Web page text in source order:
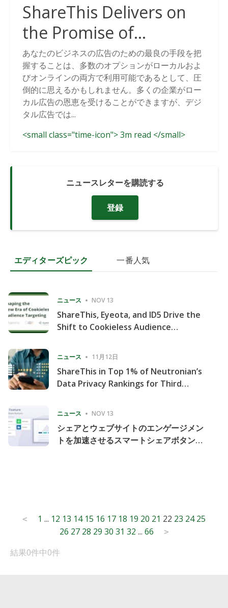
ShareThis Delivers on
the Promise of
Cookieless Data
Solutions
あなたのビジネスの広告のための最良の手段を把
握することは、多数のオプションがローカルおよ
びオンラインの両方で利用可能であるとして、圧
倒的に思えるかもしれません。多くの企業がロー
カル広告の恩恵を受けることができますが、デジ
タル広告では...
<small class="time-icon"> 3m read </small>
ニュースレターを購読する
登録
エディターズピック 一番人気
ニュース NOV 13
ShareThis, Eyeota, and ID5 Drive the
Shift to Cookieless Audience
ニュース 11月12日
ShareThis in Top 1% of Neutronian’s
Data Privacy Rankings for Third
ニュース NOV 13
シェアとウェブサイトのエンゲージメン
トを加速させるスマートシェアボタンの
Posts
pagination
< 1 ... 12 13 14 15 16 17 18 19 20 21 22 23 24 25
26 27 28 29 30 31 32 ... 66 >
結果0件中0件